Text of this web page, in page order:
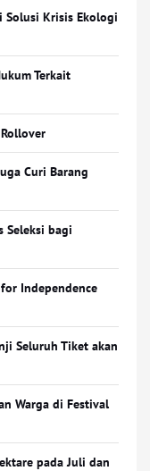
Solusi Krisis Ekologi
Terkait
Curi Barang
Seleksi bagi
Independence
Seluruh Tiket akan
Warga di Festival
pada Juli dan